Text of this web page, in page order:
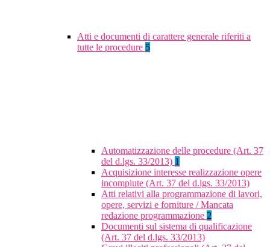
Atti e documenti di carattere generale riferiti a
tutte le procedure 5
Automatizzazione delle procedure (Art. 37
del d.lgs. 33/2013) 1
Acquisizione interesse realizzazione opere
incompiute (Art. 37 del d.lgs. 33/2013)
Atti relativi alla programmazione di lavori,
opere, servizi e forniture / Mancata
redazione programmazione 2
Documenti sul sistema di qualificazione
(Art. 37 del d.lgs. 33/2013)